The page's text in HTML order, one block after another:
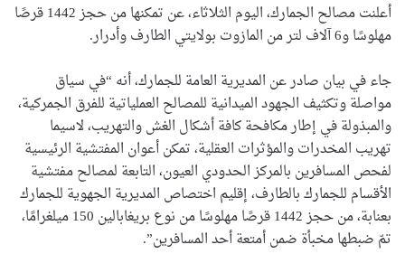
أعلنت مصالح الجمارك، اليوم الثلاثاء، عن تمكنها من حجز 1442 قرصًا
مهلوسًا و6 آلاف لتر من المازوت بولايتي الطارف وأدرار.
جاء في بيان صادر عن المديرية العامة للجمارك، أنه “في سياق
مواصلة وتكثيف الجهود الميدانية للمصالح العملياتية للفرق الجمركية،
والمبذولة في إطار مكافحة كافة أشكال الغش والتهريب، لاسيما
تهريب المخدرات والمؤثرات العقلية، تمكن أعوان المفتشية الرئيسية
لفحص المسافرين بالمركز الحدودي العيون، التابعة لمصالح مفتشية
الأقسام للجمارك بالطارف، إقليم اختصاص المديرية الجهوية للجمارك
بعنابة، من حجز 1442 قرصًا مهلوسًا من نوع بريغابالين 150 ميلغرامًا،
تمّ ضبطها مخبأة ضمن أمتعة أحد المسافرين”.